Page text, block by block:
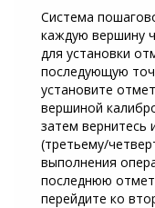
Система
каждую вершину
для установки
последующую
установите
вершиной
затем вернитесь
(третьему/
выполнения
последнюю
перейдите ко